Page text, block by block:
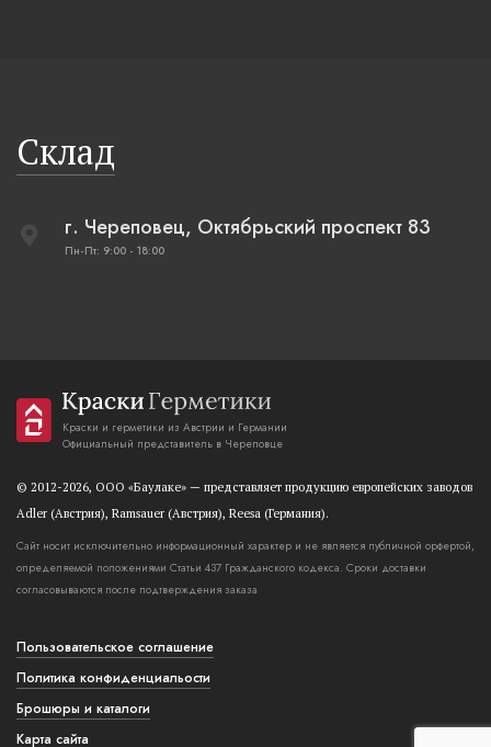
Склад
г. Череповец, Октябрьский проспект 83
Пн-Пт: 9:00 - 18:00
Краски и герметики из Австрии и Германии
Официальный представитель в Череповце
© 2012-2026, OOO «Баулаке» — представляет продукцию европейских заводов
Adler (Австрия), Ramsauer (Австрия), Reesa (Германия).
Сайт носит исключительно информационный характер и не является публичной орфертой,
определяемой положениями Статьи 437 Гражданского кодекса. Сроки доставки
согласовываются после подтверждения заказа
Пользовательское соглашение
Политика конфиденциальости
Брошюры и каталоги
Карта сайта